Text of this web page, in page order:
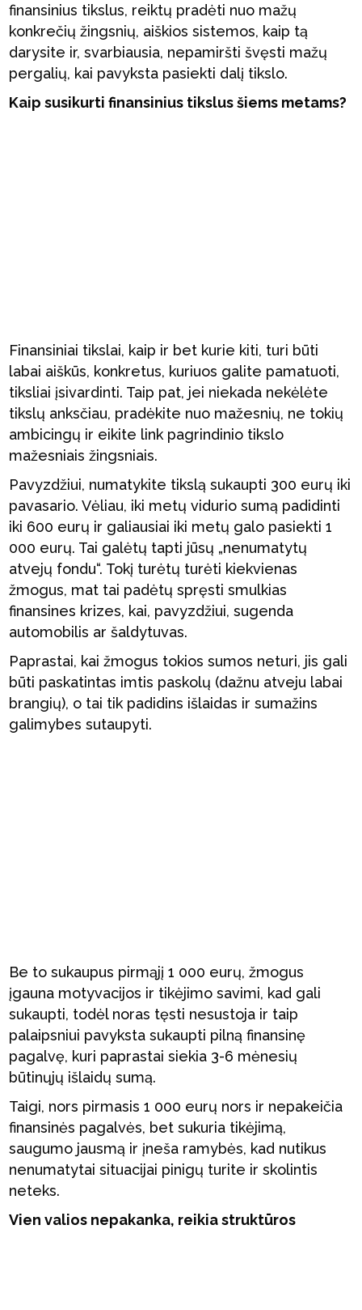
finansinius tikslus, reiktų pradėti nuo mažų
konkrečių žingsnių, aiškios sistemos, kaip tą
darysite ir, svarbiausia, nepamiršti švęsti mažų
pergalių, kai pavyksta pasiekti dalį tikslo.
Kaip susikurti finansinius tikslus šiems metams?
Finansiniai tikslai, kaip ir bet kurie kiti, turi būti
labai aiškūs, konkretus, kuriuos galite pamatuoti,
tiksliai įsivardinti. Taip pat, jei niekada nekėlėte
tikslų anksčiau, pradėkite nuo mažesnių, ne tokių
ambicingų ir eikite link pagrindinio tikslo
mažesniais žingsniais.
Pavyzdžiui, numatykite tikslą sukaupti 300 eurų iki
pavasario. Vėliau, iki metų vidurio sumą padidinti
iki 600 eurų ir galiausiai iki metų galo pasiekti 1
000 eurų. Tai galėtų tapti jūsų „nenumatytų
atvejų fondu“. Tokį turėtų turėti kiekvienas
žmogus, mat tai padėtų spręsti smulkias
finansines krizes, kai, pavyzdžiui, sugenda
automobilis ar šaldytuvas.
Paprastai, kai žmogus tokios sumos neturi, jis gali
būti paskatintas imtis paskolų (dažnu atveju labai
brangių), o tai tik padidins išlaidas ir sumažins
galimybes sutaupyti.
Be to sukaupus pirmąjį 1 000 eurų, žmogus
įgauna motyvacijos ir tikėjimo savimi, kad gali
sukaupti, todėl noras tęsti nesustoja ir taip
palaipsniui pavyksta sukaupti pilną finansinę
pagalvę, kuri paprastai siekia 3-6 mėnesių
būtinųjų išlaidų sumą.
Taigi, nors pirmasis 1 000 eurų nors ir nepakeičia
finansinės pagalvės, bet sukuria tikėjimą,
saugumo jausmą ir įneša ramybės, kad nutikus
nenumatytai situacijai pinigų turite ir skolintis
neteks.
Vien valios nepakanka, reikia struktūros